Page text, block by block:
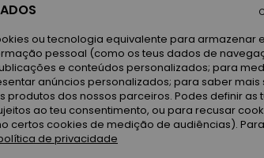
Cor
ou tecnologia equivalente para armazenar
pessoal (como os teus dados de
e conteúdos personalizados; para
anúncios personalizados; para saber mais
dos nossos parceiros. Podes definir as
ao teu consentimento, ou para recusar
certos cookies de medição de audiências).
de privacidade